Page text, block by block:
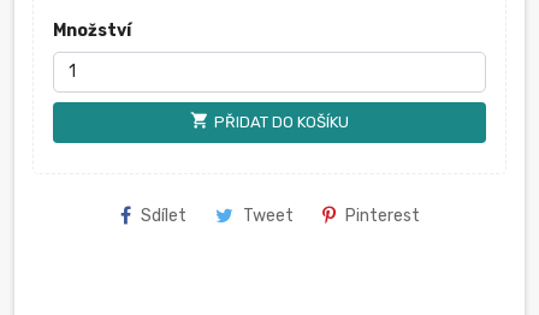
Množství
shopping_cart PŘIDAT DO KOŠÍKU
Sdílet Tweet Pinterest